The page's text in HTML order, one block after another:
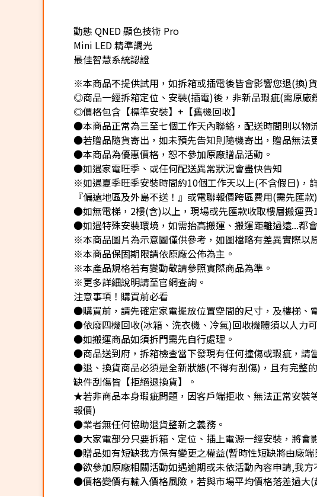
動態 QNED 顯色技術 Pro
Mini LED 精準調光
最佳智慧系統認證
※本商品不提供試用，如拆箱或插電後皆會影響您退(換)
◎商品一經拆箱定位、安裝(插電)後，非新品瑕疵(需原廠
◎價格包含【標準安裝】+【舊機回收】
●本商品正常為三至七個工作天內聯絡，配送時間則以物
●若贈品隨貨寄出，如未預先告知則隨機寄出，贈品無法
●本商品為優惠價格，恕不參加原廠贈品活動。
●如遇家電旺季、或任何配送異常狀況會盡快告知
※如遇夏季旺季安裝時間約10個工作天以上(不含假日)，
『偏遠地區及外島不送！』或電聯報價跨區費用(需先匯款)
●如無電梯，2樓(含)以上，現場或先匯款收取樓層搬運費
●如遇特殊安裝環境，如需抬高搬運、搬運距離過遠...都
※本商品圖片為示意圖僅供參考，如圖檔略有差異實際以
※本商品保固期限請依原廠公佈為主。
※本產品規格若有變動敬請參照實際商品為準。
※更多詳細說明請至官網查詢。
注意事項！購買前必看
●購買前，請先確定家電擺放位置空間的尺寸，及樓梯、
●依廢四機回收(冰箱、洗衣機、冷氣)回收機體須以人力
●如搬運商品如須拆門需先自行處理。
●商品送到府，拆箱檢查當下發現有任何撞傷或瑕疵，請
●退、換貨商品必須是全新狀態(不得有刮傷)，且有完整
缺件刮傷皆【拒絕退換貨】。
★若非商品本身瑕疵問題，因客戶端拒收、無法正常安裝
報價)
●業者無任何協助退貨整新之義務。
●大家電部分只要拆箱、定位、插上電源一經安裝，將會
●贈品如有短缺我方保有變更之權益(暫時性短缺將由廠端
●欲參加原廠相關活動如遇逾期或未依活動內容申請,我方
●價格變價有輸入價格風險，若與市場平均價格落差過大